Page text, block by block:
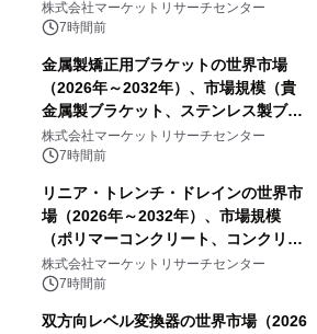
（0.995、0.999、その他）・分析レポ
ートを発表
株式会社マーケットリサーチセンター
7時間前
金属製矯正用ブラケットの世界市場
（2026年～2032年）、市場規模（貴
金属製ブラケット、ステンレス製ブラ
ケット、純チタン製ブラケット）・分
析レポートを発表
株式会社マーケットリサーチセンター
7時間前
リニア・トレンチ・ドレインの世界市
場（2026年～2032年）、市場規模
（ポリマーコンクリート、コンクリー
ト、プラスチック、金属）・分析レポ
ートを発表
株式会社マーケットリサーチセンター
7時間前
双方向レベル変換器の世界市場（2026